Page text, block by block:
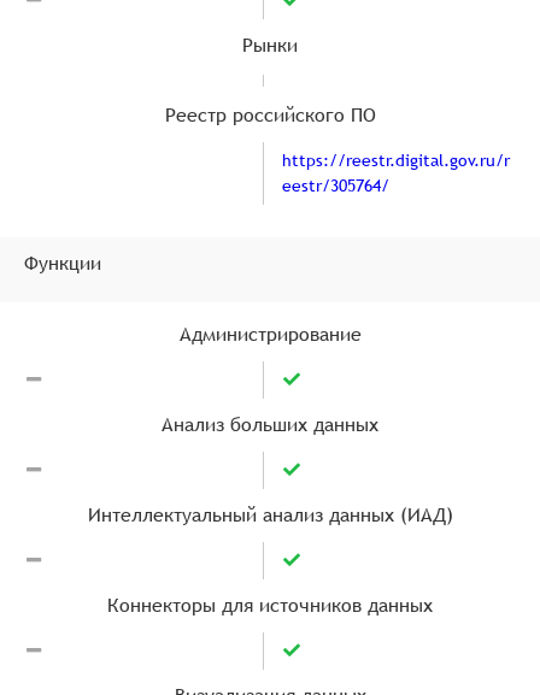
Рынки
Реестр российского ПО
https://reestr.digital.gov.ru/r
eestr/305764/
Функции
Администрирование
Анализ больших данных
Интеллектуальный анализ данных (ИАД)
Коннекторы для источников данных